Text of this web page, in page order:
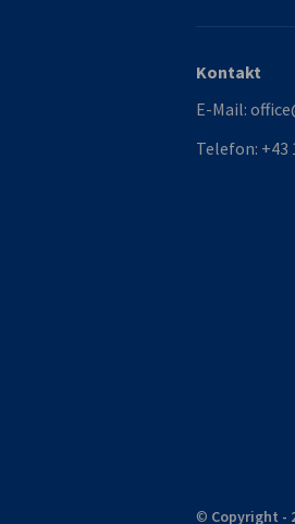
Kontakt
E-Mail:
Telefon: +43
© Copyright -